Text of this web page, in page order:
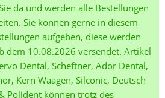
da und werden alle Bestellungen
Sie können gerne in diesem
aufgeben, diese werden
dem 10.08.2026 versendet. Artikel
Dental, Scheftner, Ador Dental,
Kern Waagen, Silconic, Deutsch
Polident können trotz des